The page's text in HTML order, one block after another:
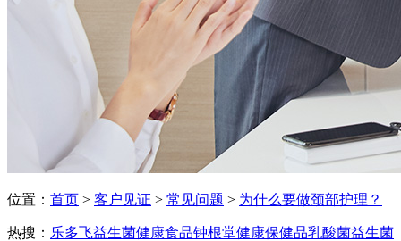
位置： 首页 > 客户见证 > 常见问题 > 为什么要做颈部护理？
热搜： 乐多飞益生菌健康食品钟根堂健康保健品乳酸菌益生菌